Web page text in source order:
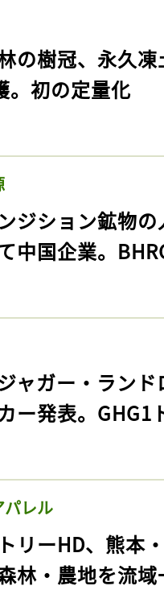
の樹冠、永久
。初の定量化
ジション鉱物
中国企業。
ャガー・ラン
ー発表。GHG1
レル
リーHD、熊本
林・農地を流